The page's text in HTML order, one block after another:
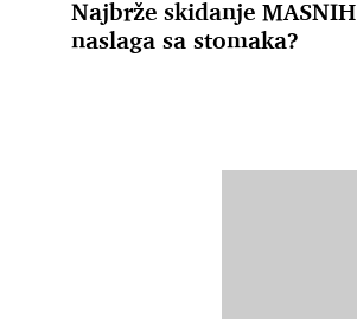
Najbrže skidanje MASNIH
naslaga sa stomaka?